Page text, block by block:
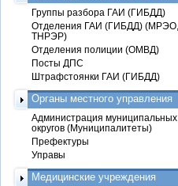
Группы разбора ГАИ (ГИБДД)
Отделения ГАИ (ГИБДД) (МРЭО,
ТНРЭР)
Отделения полиции (ОМВД)
Посты ДПС
Штрафстоянки ГАИ (ГИБДД)
Органы местного управления
Администрация муниципальных
округов (Муниципалитеты)
Префектуры
Управы
Медицинские учреждения